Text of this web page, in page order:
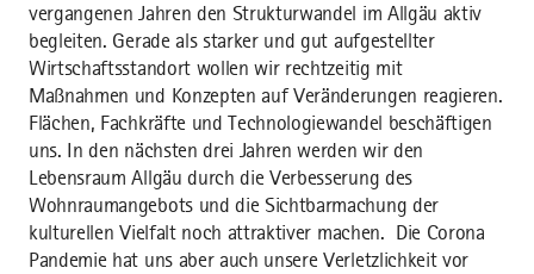
vergangenen Jahren den Strukturwandel im Allgäu aktiv
begleiten. Gerade als starker und gut aufgestellter
Wirtschaftsstandort wollen wir rechtzeitig mit
Maßnahmen und Konzepten auf Veränderungen reagieren.
Flächen, Fachkräfte und Technologiewandel beschäftigen
uns. In den nächsten drei Jahren werden wir den
Lebensraum Allgäu durch die Verbesserung des
Wohnraumangebots und die Sichtbarmachung der
kulturellen Vielfalt noch attraktiver machen. Die Corona
Pandemie hat uns aber auch unsere Verletzlichkeit vor